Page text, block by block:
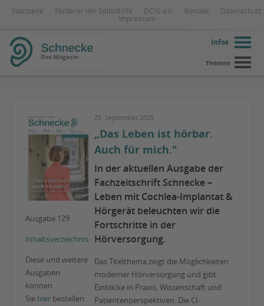
Startseite Förderer der Selbsthilfe DCIG e.V. Kontakt
Datenschutz
Impressum
Infos
Themen
Ausgabe 129
Inhaltsverzeichnis
Diese und weitere
Ausgaben
können
Sie hier bestellen.
25. September 2025
„Das Leben ist hörbar.
Auch für mich."
In der aktuellen Ausgabe der
Fachzeitschrift Schnecke –
Leben mit Cochlea-Implantat &
Hörgerät beleuchten wir die
Fortschritte in der
Hörversorgung.
Das Titelthema zeigt die Möglichkeiten
moderner Hörversorgung und gibt
Einblicke in Praxis, Wissenschaft und
Patientenperspektiven. Die CI-